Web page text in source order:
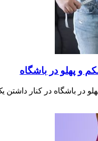
و پهلو در باشگاه
در باشگاه در کنار داشتن